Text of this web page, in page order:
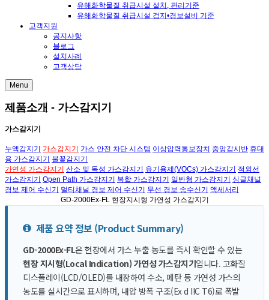
유해화학물질 취급시설 설치, 관리기준
유해화학물질 취급시설 검지•경보설비 기준
고객지원
공지사항
블로그
설치사례
고객상담
Menu
제품소개 - 가스감지기
가스감지기
누액감지기 가스감지기 가스 안전 차단 시스템 이상압력통보장치 중앙감시반 휴대
용 가스감지기 불꽃감지기
가연성 가스감지기 산소 및 독성 가스감지기 유기용제(VOCs) 가스감지기 적외선
가스감지기 Open Path 가스감지기 복합 가스감지기 일반형 가스감지기 싱글채널
경보 제어 수신기 멀티채널 경보 제어 수신기 무선 경보 송수신기 액세서리
GD-2000Ex-FL 현장지시형 가연성 가스감지기
제품 요약 정보 (Product Summary)
GD-2000Ex-FL은 현장에서 가스 누출 농도를 즉시 확인할 수 있는
현장 지시형(Local Indication) 가연성 가스감지기입니다. 고화질
디스플레이(LCD/OLED)를 내장하여 수소, 메탄 등 가연성 가스의
농도를 실시간으로 표시하며, 내압 방폭 구조(Ex d IIC T6)로 폭발